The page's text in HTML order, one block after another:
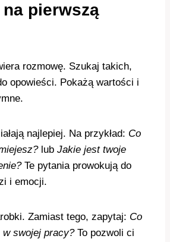
pierwszą
rozmowę. Szukaj takich,
opowieści. Pokażą wartości i
najlepiej. Na przykład: Co
lub Jakie jest twoje
Te pytania prowokują do
i emocji.
Zamiast tego, zapytaj: Co
swojej pracy?To pozwoli ci